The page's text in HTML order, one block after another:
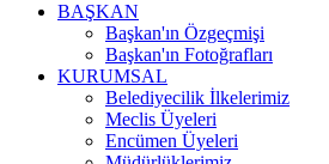
BAŞKAN
Başkan'ın Özgeçmişi
Başkan'ın Fotoğrafları
KURUMSAL
Belediyecilik İlkelerimiz
Meclis Üyeleri
Encümen Üyeleri